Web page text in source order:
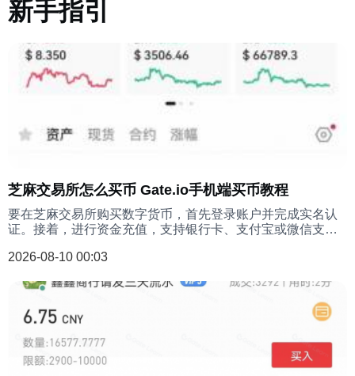
新手指引
芝麻交易所怎么买币 Gate.io手机端买币教程
要在芝麻交易所购买数字货币，首先登录账户并完成实名认
证。接着，进行资金充值，支持银行卡、支付宝或微信支付
币”专区。输入您想要购买的币种（如BTC、ETH）和金额，
完成支付，等待卖家将数字货币放至您的交易所账户。
2026-08-10 00:03